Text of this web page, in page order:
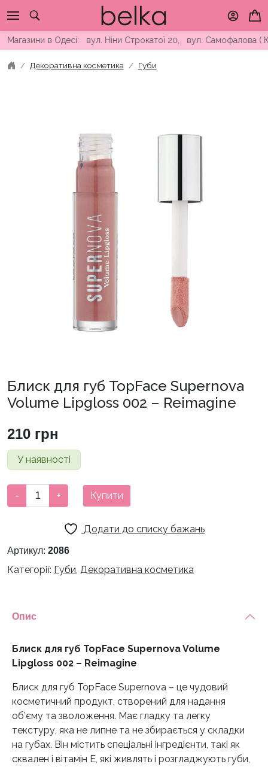
to
contentв Одесі: вул. Ніни Строкатої 20, вул. Самофалова (
Декоративна косметика Губи
Блиск для губ TopFace Supernova
Volume Lipgloss 002 – Reimagine
210 грн
У наявності
для
Supernova
Lipgloss
Reimagine
- + Купити
Додати до списку бажань
Артикул: 2086
Категорії: Губи, Декоративна косметика
Опис
Блиск для губ TopFace Supernova Volume
Lipgloss 002 – Reimagine
Блиск для губ TopFace Supernova – це чудовий
косметичний продукт, створений для надання
об’єму та зволоження. Має гладку та легку
текстуру, яка не липне та не збирається у складки
на губах. Він містить спеціальні інгредієнти, такі як
сквален і вітамін Е, які живлять і розгладжують губи,